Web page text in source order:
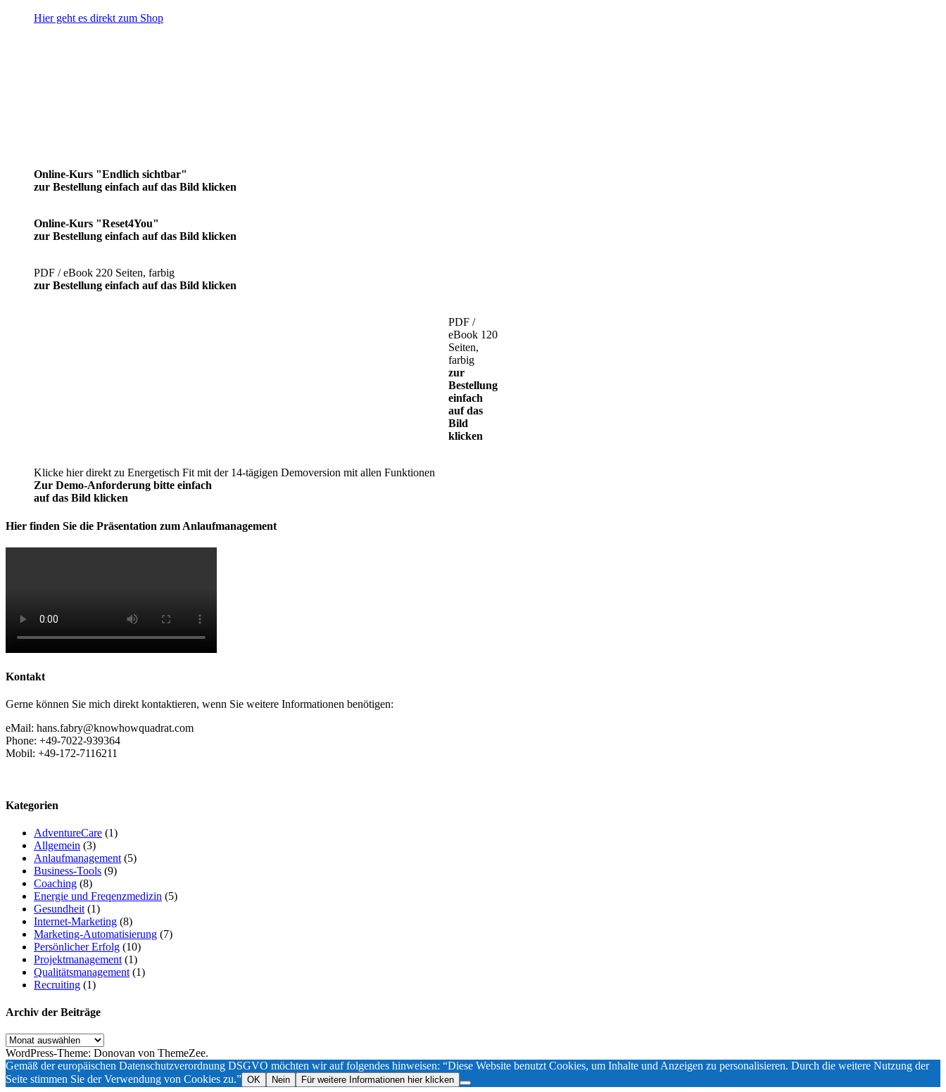
Hier geht es direkt zum Shop
Online-Kurs "Endlich sichtbar"
zur Bestellung einfach auf das Bild klicken
Online-Kurs "Reset4You"
zur Bestellung einfach auf das Bild klicken
PDF / eBook 220 Seiten, farbig
zur Bestellung einfach auf das Bild klicken
PDF /
eBook 120
Seiten,
farbig
zur
Bestellung
einfach
auf das
Bild
klicken
Klicke hier direkt zu Energetisch Fit mit der 14-tägigen Demoversion mit allen Funktionen
Zur Demo-Anforderung bitte einfach
auf das Bild klicken
Hier finden Sie die Präsentation zum Anlaufmanagement
Kontakt
Gerne können Sie mich direkt kontaktieren, wenn Sie weitere Informationen benötigen:
eMail: hans.fabry@knowhowquadrat.com
Phone: +49-7022-939364
Mobil: +49-172-7116211
Kategorien
AdventureCare (1)
Allgemein (3)
Anlaufmanagement (5)
Business-Tools (9)
Coaching (8)
Energie und Freqenzmedizin (5)
Gesundheit (1)
Internet-Marketing (8)
Marketing-Automatisierung (7)
Persönlicher Erfolg (10)
Projektmanagement (1)
Qualitätsmanagement (1)
Recruiting (1)
Archiv der Beiträge
Archiv
der
Beiträge
WordPress-Theme: Donovan von ThemeZee.
Gemäß der europäischen Datenschutzverordnung DSGVO möchten wir auf folgendes hinweisen: “Diese Website benutzt Cookies, um Inhalte und Anzeigen zu personalisieren. Durch die weitere Nutzung der
Seite stimmen Sie der Verwendung von Cookies zu.” OK Nein Für weitere Informationen hier klicken